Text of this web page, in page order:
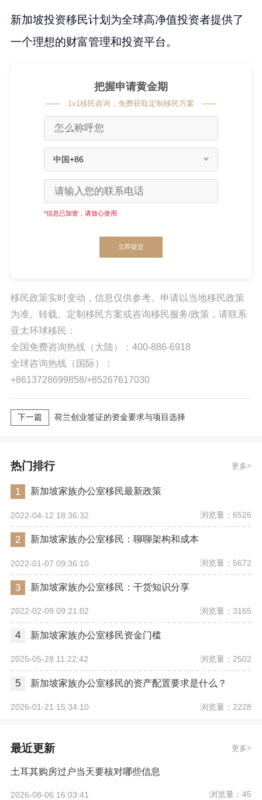
新加坡投资移民计划为全球高净值投资者提供了
一个理想的财富管理和投资平台。
把握申请黄金期
1v1移民咨询，免费获取定制移民方案
中国+86
*信息已加密，请放心使用
立即提交
移民政策实时变动，信息仅供参考。申请以当地移民政策
为准。转载、定制移民方案或咨询移民服务/政策，请联系
亚太环球移民：
全国免费咨询热线（大陆）：400-886-6918
全球咨询热线（国际）：
+8613728699858/+85267617030
下一篇 荷兰创业签证的资金要求与项目选择
热门排行 更多
1 新加坡家族办公室移民最新政策
2022-04-12 18:36:32 浏览量：6526
2 新加坡家族办公室移民：聊聊架构和成本
2022-01-07 09:36:10 浏览量：5672
3 新加坡家族办公室移民：干货知识分享
2022-02-09 09:21:02 浏览量：3165
4 新加坡家族办公室移民资金门槛
2025-05-28 11:22:42 浏览量：2502
5 新加坡家族办公室移民的资产配置要求是什么？
2026-01-21 15:34:10 浏览量：2228
最近更新 更多
土耳其购房过户当天要核对哪些信息
2026-08-06 16:03:41 浏览量：45